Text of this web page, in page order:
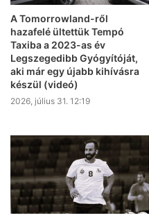
A Tomorrowland-ről
hazafelé ültettük Tempó
Taxiba a 2023-as év
Legszegedibb Gyógyítóját,
aki már egy újabb kihívásra
készül (videó)
2026, július 31. 12:19